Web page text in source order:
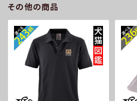
cap68-b10-s
その他の商品